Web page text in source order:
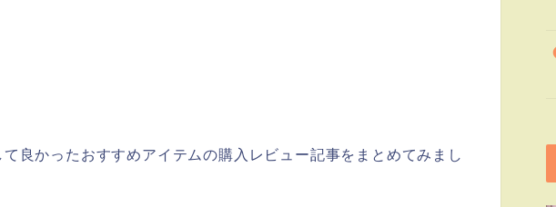
良かったおすすめアイテムの購入レビュー記事をまとめてみまし